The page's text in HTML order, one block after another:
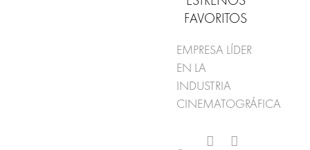
FAVORITOS
EMPRESA LÍDER
EN LA
INDUSTRIA
CINEMATOGRÁFICA